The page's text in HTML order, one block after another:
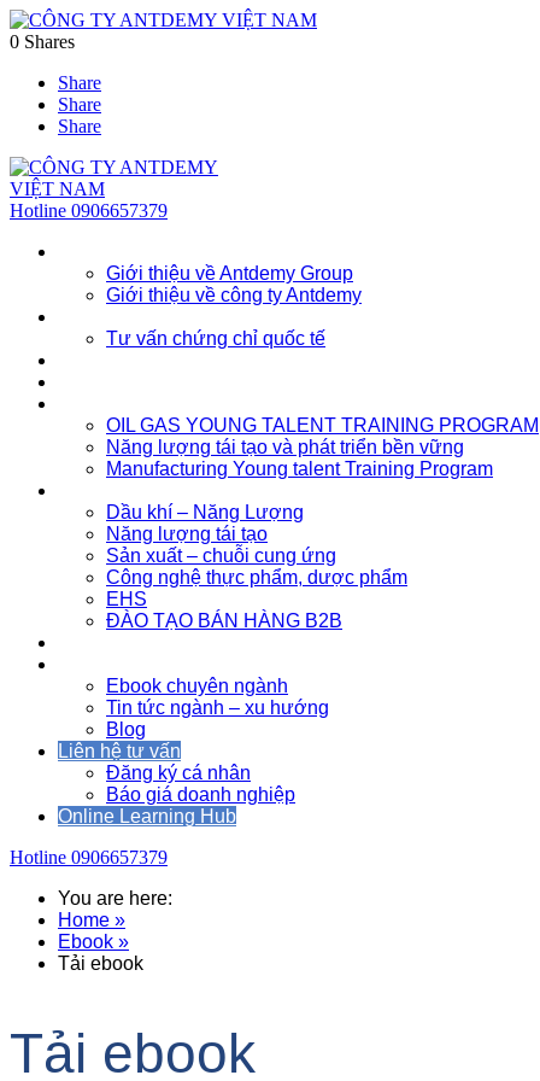
0 Shares
Share
Share
Share
Hotline 0906657379
Giới thiệu về Antdemy Group
Giới thiệu về công ty Antdemy
Tư vấn chứng chỉ quốc tế
OIL GAS YOUNG TALENT TRAINING PROGRAM
Năng lượng tái tạo và phát triển bền vững
Manufacturing Young talent Training Program
Dầu khí – Năng Lượng
Năng lượng tái tạo
Sản xuất – chuỗi cung ứng
Công nghệ thực phẩm, dược phẩm
EHS
ĐÀO TẠO BÁN HÀNG B2B
Ebook chuyên ngành
Tin tức ngành – xu hướng
Blog
Liên hệ tư vấn
Đăng ký cá nhân
Báo giá doanh nghiệp
Online Learning Hub
Hotline 0906657379
You are here:
Home »
Ebook »
Tải ebook
Tải ebook